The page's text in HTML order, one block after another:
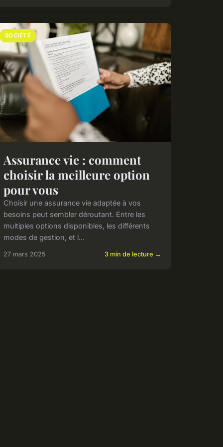
SOCIÉTÉ
Assurance vie : comment
choisir la meilleure option
pour vous
Choisir une assurance vie adaptée à vos
besoins peut sembler déroutant. Entre les
multiples options disponibles, les différents
modes de gestion, et l...
27 mars 2025 3 min de lecture →